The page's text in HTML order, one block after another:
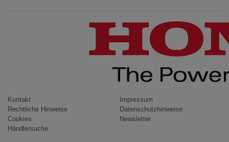
CIVIC / CIVIC LIMOUSINE
INSIGHT
ACCORD
Kontakt
Impressum
Rechtliche Hinweise
Datenschutzhinweise
Cookies
Newsletter
Händlersuche